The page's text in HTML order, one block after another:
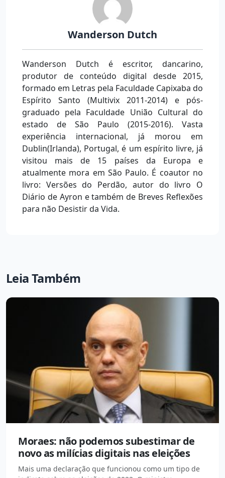
Wanderson Dutch
Wanderson Dutch é escritor, dancarino,
produtor de conteúdo digital desde 2015,
formado em Letras pela Faculdade Capixaba do
Espírito Santo (Multivix 2011-2014) e pós-
graduado pela Faculdade União Cultural do
estado de São Paulo (2015-2016). Vasta
experiência internacional, já morou em
Dublin(Irlanda), Portugal, é um espírito livre, já
visitou mais de 15 países da Europa e
atualmente mora em São Paulo. É coautor no
livro: Versões do Perdão, autor do livro O
Diário de Ayron e também de Breves Reflexões
para não Desistir da Vida.
Leia Também
Moraes: não podemos subestimar de
novo as milícias digitais nas eleições
Mais uma declaração que funcionou como um tipo de